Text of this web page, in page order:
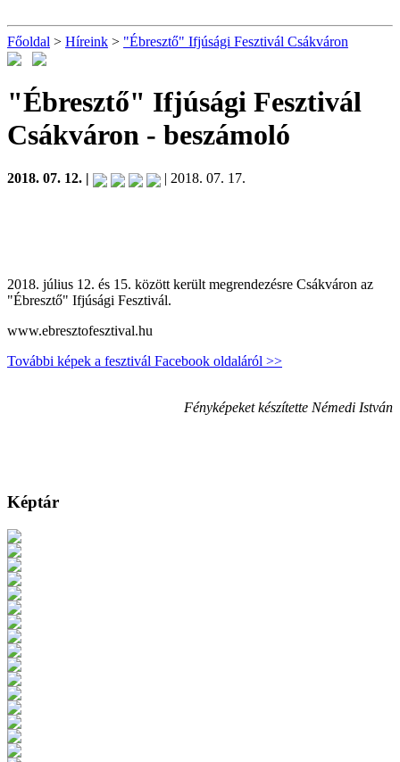
Főoldal > Híreink > "Ébresztő" Ifjúsági Fesztivál Csákváron
"Ébresztő" Ifjúsági Fesztivál
Csákváron - beszámoló
2018. 07. 12. | | 2018. 07. 17.
2018. július 12. és 15. között került megrendezésre Csákváron az
"Ébresztő" Ifjúsági Fesztivál.
www.ebresztofesztival.hu
További képek a fesztivál Facebook oldaláról >>
Fényképeket készítette Némedi István
Képtár